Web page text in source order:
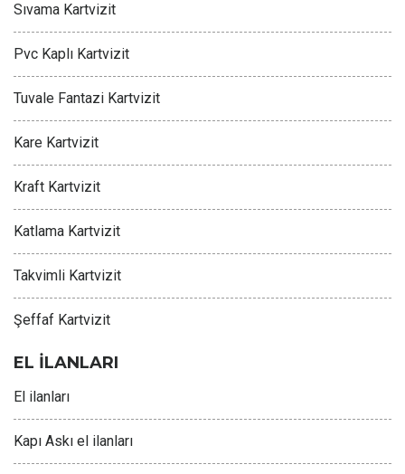
Sıvama Kartvizit
Pvc Kaplı Kartvizit
Tuvale Fantazi Kartvizit
Kare Kartvizit
Kraft Kartvizit
Katlama Kartvizit
Takvimli Kartvizit
Şeffaf Kartvizit
EL İLANLARI
El ilanları
Kapı Askı el ilanları